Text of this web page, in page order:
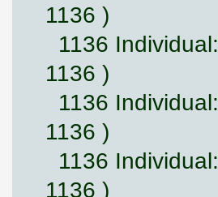
1136 )
1136 Individual:
1136 )
1136 Individual:
1136 )
1136 Individual:
1136 )